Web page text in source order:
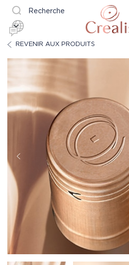
Recherche
REVENIR AUX PRODUITS